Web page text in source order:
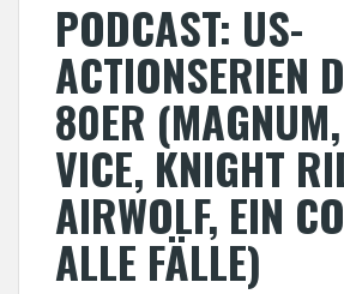
PODCAST: US-
ACTIONSERIEN
80ER
VICE, KNIGHT
AIRWOLF, EIN
ALLE FÄLLE)